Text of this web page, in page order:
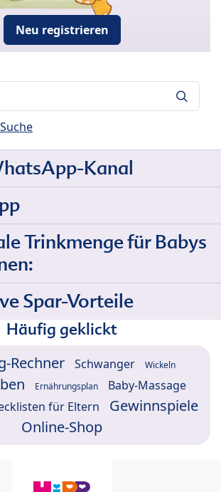
Neu registrieren
Kanal
Trinkmenge für Babys
Spar-Vorteile
Häufig geklickt
Rechner Schwanger Wickeln
Ernährungsplan Baby-Massage
für Eltern
Gewinnspiele
Online-Shop